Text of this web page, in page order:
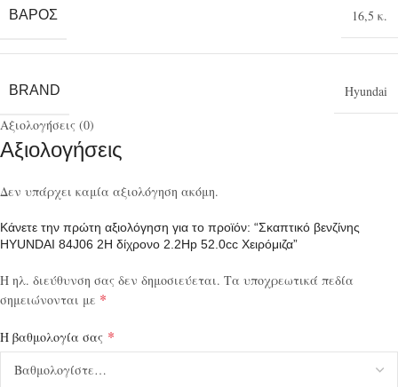
ΒΆΡΟΣ 16,5 κ.
BRAND
Hyundai
Αξιολογήσεις (0)
Αξιολογήσεις
Δεν υπάρχει καμία αξιολόγηση ακόμη.
Κάνετε την πρώτη αξιολόγηση για το προϊόν: “Σκαπτικό βενζίνης
HYUNDAI 84J06 2H δίχρονο 2.2Hp 52.0cc Χειρόμιζα”
Η ηλ. διεύθυνση σας δεν δημοσιεύεται. Τα υποχρεωτικά πεδία
σημειώνονται με *
Η βαθμολογία σας *